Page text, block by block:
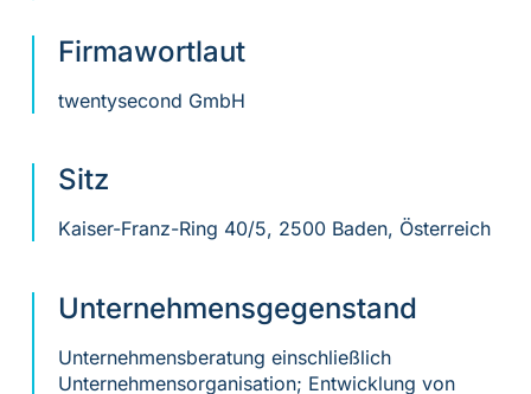
Firmawortlaut
twentysecond GmbH
Sitz
Kaiser-Franz-Ring 40/5, 2500 Baden, Österreich
Unternehmensgegenstand
Unternehmensberatung einschließlich
Unternehmensorganisation; Entwicklung von